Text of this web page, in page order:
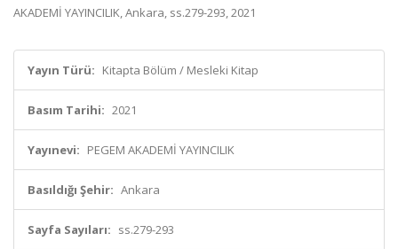
AKADEMİ YAYINCILIK, Ankara, ss.279-293, 2021
Yayın Türü: Kitapta Bölüm / Mesleki Kitap
Basım Tarihi: 2021
Yayınevi: PEGEM AKADEMİ YAYINCILIK
Basıldığı Şehir: Ankara
Sayfa Sayıları: ss.279-293